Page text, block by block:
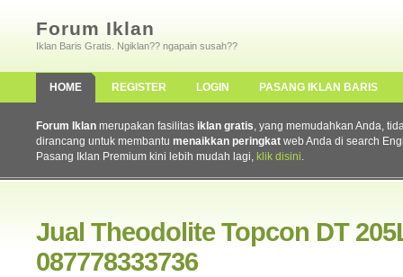
Forum Iklan
Iklan Baris Gratis. Ngiklan?? ngapain susah??
HOME REGISTER LOGIN PASANG IKLAN BARIS
Forum Iklan merupakan fasilitas iklan gratis, yang memudahkan Anda,
dirancang untuk membantu menaikkan peringkat web Anda di search
Pasang Iklan Premium kini lebih mudah lagi, klik disini.
Jual Theodolite Topcon DT
087778333736